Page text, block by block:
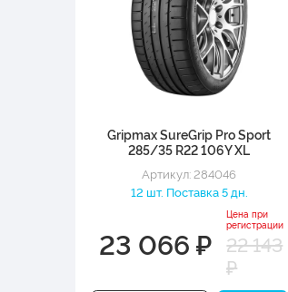
Gripmax SureGrip Pro Sport
285/35 R22 106Y XL
Артикул: 284046
12 шт. Поставка 5 дн.
23 066 ₽
Цена при
регистрации
22 143
₽